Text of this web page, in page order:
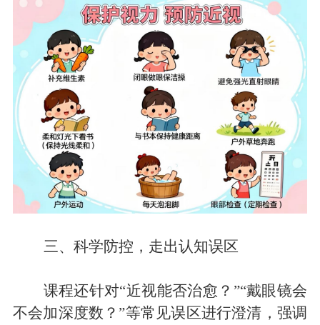
三、科学防控，走出认知误区
课程还针对“近视能否治愈？”“戴眼镜会
不会加深度数？”等常见误区进行澄清，强调